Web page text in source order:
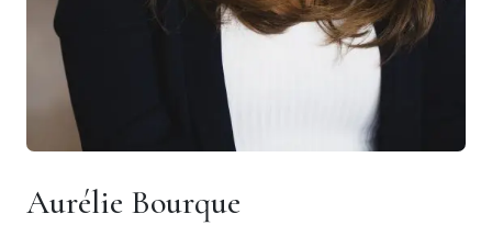
Aurélie Bourque